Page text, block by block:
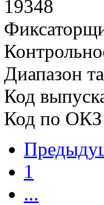
19348
Диапазон
Код
Код по ОКЗ
1
...